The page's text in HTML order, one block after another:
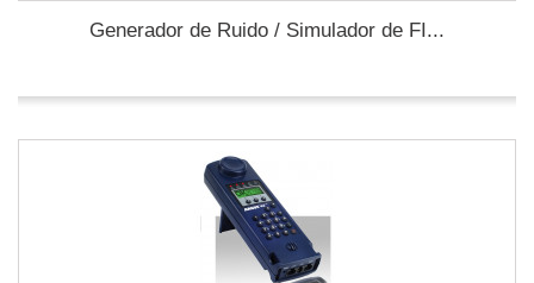
Generador de Ruido / Simulador de FI...